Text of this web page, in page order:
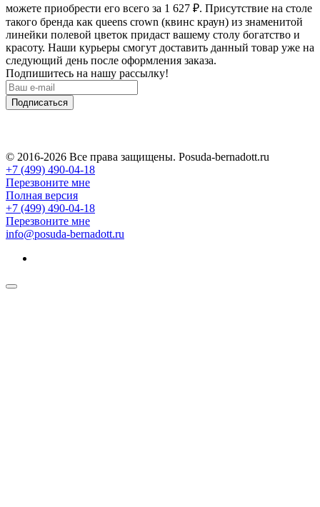
можете приобрести его всего за 1 627 ₽. Присутствие на столе
такого бренда как queens crown (квинс краун) из знаменитой
линейки полевой цветок придаст вашему столу богатство и
красоту. Наши курьеры смогут доставить данный товар уже на
следующий день после оформления заказа.
Подпишитесь на нашу рассылку!
Подписаться
© 2016-2026 Все права защищены. Posuda-bernadott.ru
+7 (499) 490-04-18
Перезвоните мне
Полная версия
+7 (499) 490-04-18
Перезвоните мне
info@posuda-bernadott.ru